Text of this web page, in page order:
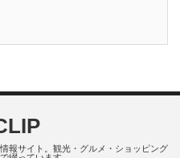
報サイト。観光・グルメ・ショッピング